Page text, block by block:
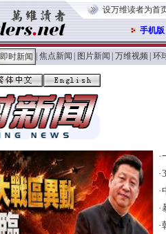
设万维读者为首
手机版
即时新闻 焦点新闻 图片新闻 万维视频 环
·
·
·
·
·